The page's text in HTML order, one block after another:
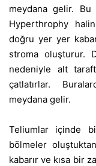
meydana gelir.
Hyperthrophy
doğru yer yer
stroma oluşturur.
nedeniyle alt
çatlatırlar.
meydana gelir.
Teliumlar içinde
bölmeler
kabarır ve kısa bir